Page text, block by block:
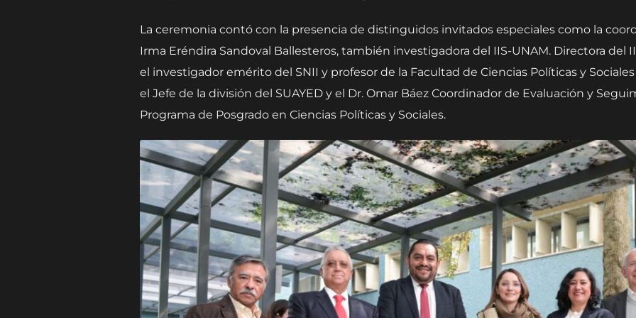
La ceremonia contó con la presencia de distinguidos invitados especiales como la
Irma Eréndira Sandoval Ballesteros, también investigadora del IIS-UNAM. Directora del
el investigador emérito del SNII y profesor de la Facultad de Ciencias Políticas y
el Jefe de la división del SUAYED y el Dr. Omar Báez Coordinador de Evaluación y
Programa de Posgrado en Ciencias Políticas y Sociales.